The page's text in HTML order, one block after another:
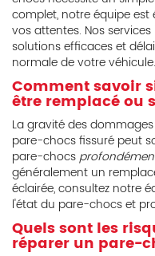
complet, notre équipe
vos attentes. Nos
solutions efficaces et
normale de votre véhicule.
Comment savoir
être remplacé ou
La gravité des
pare-chocs fissuré peut
pare-chocs
généralement un
éclairée, consultez notre
l'état du pare-chocs et
Quels sont les
réparer un pare-